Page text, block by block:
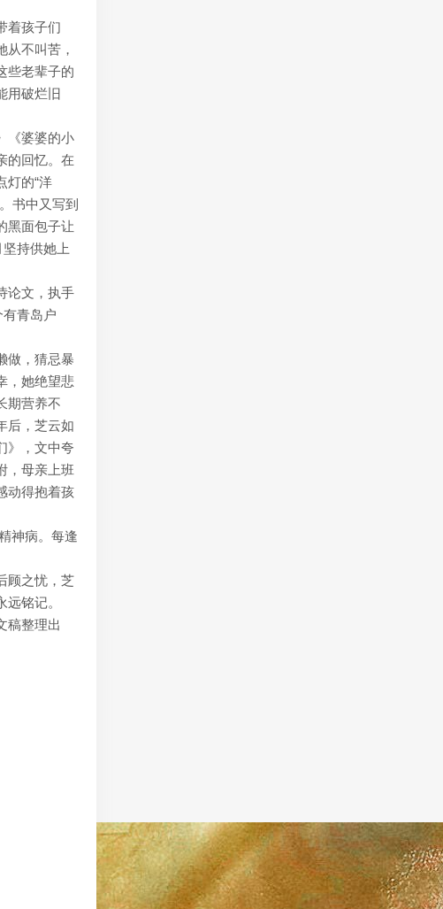
着孩子们
不叫苦，
些老辈子的
用破烂旧
《婆婆的小
的回忆。在
灯的“洋
书中又写到
黑面包子让
持供她上
论文，执手
青岛户
做，猜忌暴
，她绝望悲
期营养不
后，芝云如
》，文中夸
，母亲上班
动得抱着孩
神病。每逢
顾之忧，芝
铭记。
稿整理出